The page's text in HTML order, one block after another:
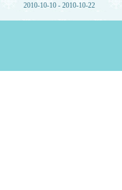
2010-10-10 - 2010-10-22